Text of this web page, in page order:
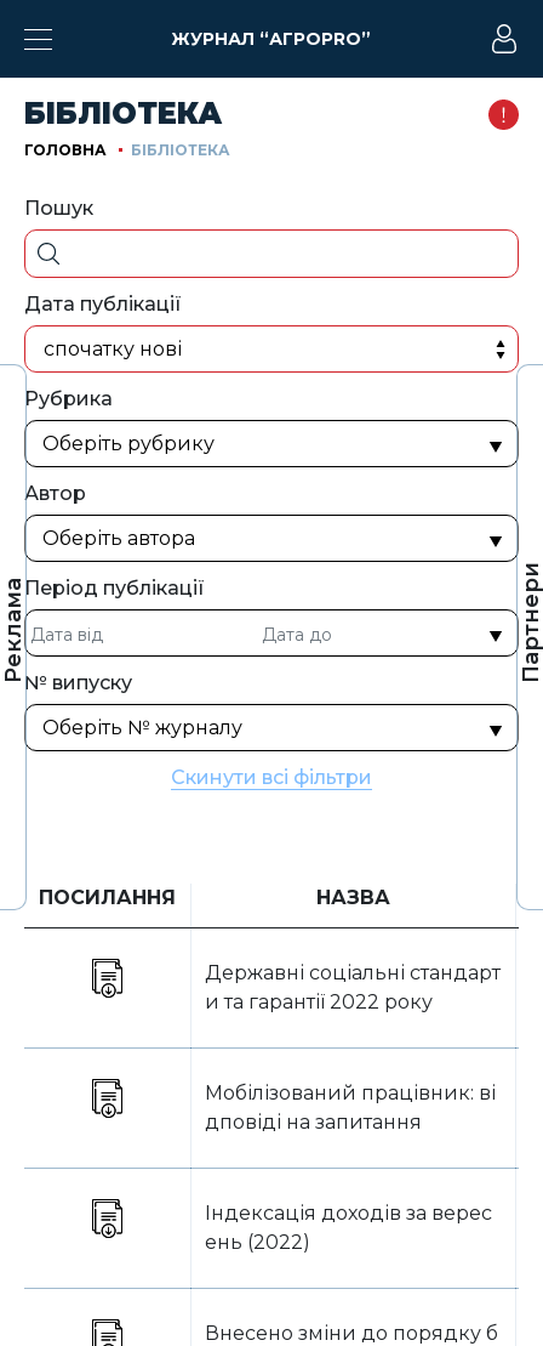
Реклама Партнери
ЖУРНАЛ “АГРОPRO”
БІБЛІОТЕКА
ГОЛОВНА БІБЛІОТЕКА
Пошук
Дата публікації
спочатку нові
Рубрика
Автор
Період публікації
№ випуску
Скинути всі фільтри
ПОСИЛАННЯ НАЗВА
Державні соціальні стандарт
и та гарантії 2022 року
Мобілізований працівник: ві
дповіді на запитання
Індексація доходів за верес
ень (2022)
Внесено зміни до порядку б